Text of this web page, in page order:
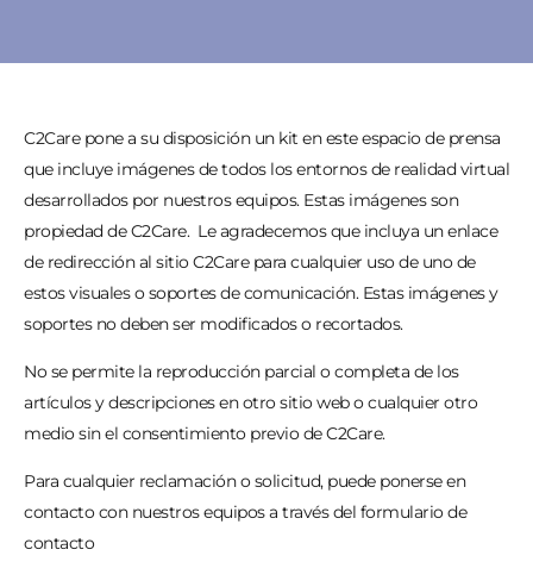
C2Care pone a su disposición un kit en este espacio de prensa
que incluye imágenes de todos los entornos de realidad virtual
desarrollados por nuestros equipos. Estas imágenes son
propiedad de C2Care. Le agradecemos que incluya un enlace
de redirección al sitio C2Care para cualquier uso de uno de
estos visuales o soportes de comunicación. Estas imágenes y
soportes no deben ser modificados o recortados.
No se permite la reproducción parcial o completa de los
artículos y descripciones en otro sitio web o cualquier otro
medio sin el consentimiento previo de C2Care.
Para cualquier reclamación o solicitud, puede ponerse en
contacto con nuestros equipos a través del formulario de
contacto